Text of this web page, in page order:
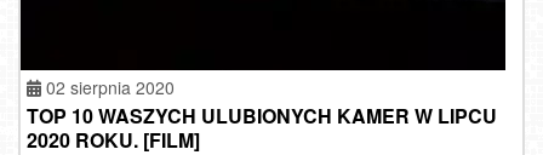
02 sierpnia 2020
TOP 10 WASZYCH ULUBIONYCH KAMER W LIPCU
2020 ROKU. [FILM]